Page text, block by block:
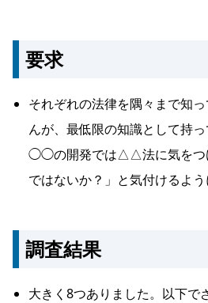
要求
それぞれの法律を隅々まで知
んが、最低限の知識として持
◯◯の開発では△△法に気をつ
ではないか？」と気付けるよ
調査結果
大きく8つありました。以下で